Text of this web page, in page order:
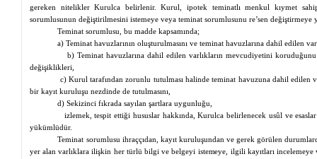
gereken nitelikler Kurulca belirlenir. Kurul, ipotek teminatlı menkul kıymet
sorumlusunun değiştirilmesini istemeye veya teminat sorumlusunu re’sen değiştirmeye
Teminat sorumlusu, bu madde kapsamında;
a) Teminat havuzlarının oluşturulmasını ve teminat havuzlarına dahil edilen
b) Teminat havuzlarına dahil edilen varlıkların mevcudiyetini
değişiklikleri,
c) Kurul tarafından zorunlu tutulması halinde teminat havuzuna dahil edilen
bir kayıt kuruluşu nezdinde de tutulmasını,
d) Sekizinci fıkrada sayılan şartlara uygunluğu,
izlemek, tespit ettiği hususlar hakkında, Kurulca belirlenecek usûl ve
yükümlüdür.
Teminat sorumlusu ihraççıdan, kayıt kuruluşundan ve gerek görülen
yer alan varlıklara ilişkin her türlü bilgi ve belgeyi istemeye, ilgili kayıtları incelemeye